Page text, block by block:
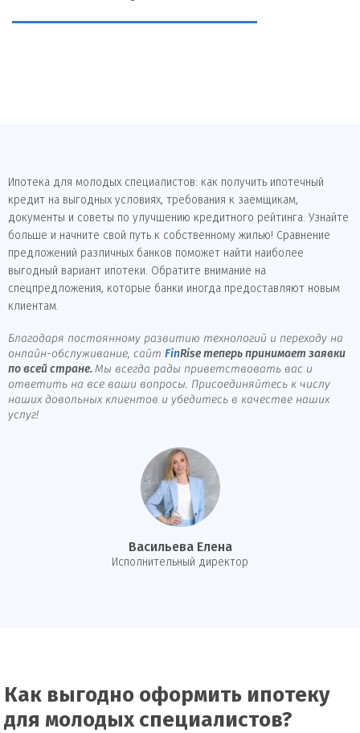
Ипотека для молодых специалистов: как получить ипотечный
кредит на выгодных условиях, требования к заемщикам,
документы и советы по улучшению кредитного рейтинга. Узнайте
больше и начните свой путь к собственному жилью! Сравнение
предложений различных банков поможет найти наиболее
выгодный вариант ипотеки. Обратите внимание на
спецпредложения, которые банки иногда предоставляют новым
клиентам.
Благодаря постоянному развитию технологий и переходу на
онлайн-обслуживание, сайт FinRise теперь принимает заявки
по всей стране. Мы всегда рады приветствовать вас и
ответить на все ваши вопросы. Присоединяйтесь к числу
наших довольных клиентов и убедитесь в качестве наших
услуг!
Васильева Елена
И сполнительный директор
Как выгодно оформить ипотеку
для молодых специалистов?